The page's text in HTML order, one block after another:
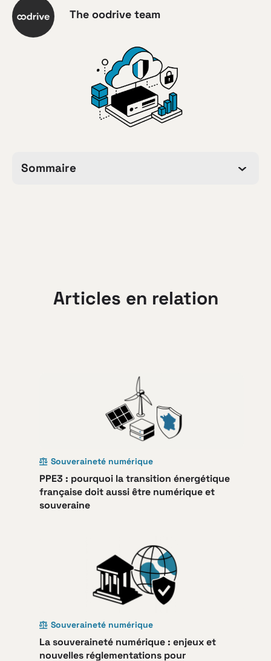
The oodrive team
Sommaire
Articles en relation
Souveraineté numérique
PPE3 : pourquoi la transition énergétique
française doit aussi être numérique et
souveraine
Souveraineté numérique
La souveraineté numérique : enjeux et
nouvelles réglementations pour